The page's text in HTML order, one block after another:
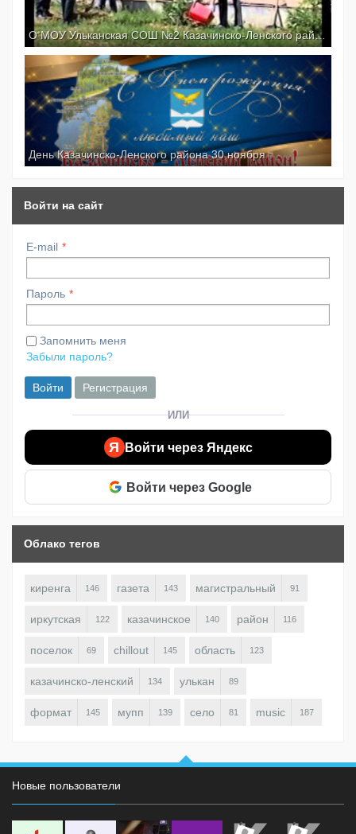
О МОУ Ульканская СОШ №2 Казачинско-Ленского района Иркутской области
День Казачинско-Ленского района 30 ноября
Войти на сайт
E-mail
Пароль
Запомнить меня
Забыли пароль?
Войти Регистрация
ИЛИ
Я Войти через Яндекс
Войти через Google
Облако тегов
киренга 146 газета 143 магистральный 91
иркутская 122 казачинское 140 район 116
поселок 69 chillout 145 область 123
казачинско-ленский 134 улькан 89
формат 145 мупп 139 село 81 music 187
Новые пользователи